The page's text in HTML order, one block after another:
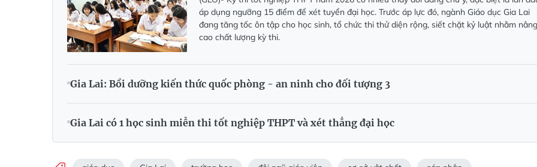
áp dụng ngưỡng 15 điểm để xét tuyển đại học. Trước áp lực đó, ngành Giáo dục Gia Lai
đang tăng tốc ôn tập cho học sinh, tổ chức thi thử diện rộng, siết chặt kỷ luật nhằm nâng
cao chất lượng kỳ thi.
Gia Lai: Bồi dưỡng kiến thức quốc phòng - an ninh cho đối tượng 3
Gia Lai có 1 học sinh miễn thi tốt nghiệp THPT và xét thẳng đại học